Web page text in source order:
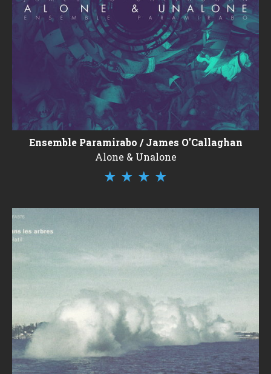
Ensemble Paramirabo / James O'Callaghan
Alone & Unalone